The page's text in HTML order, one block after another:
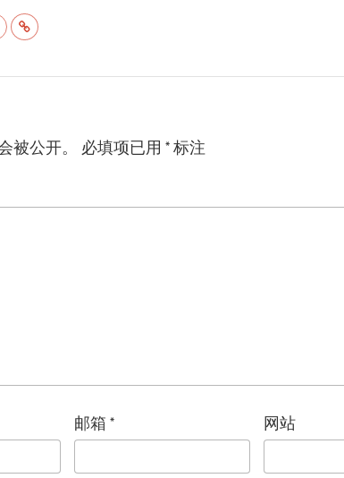
被公开。 必填项已用*标注
邮箱* 网站